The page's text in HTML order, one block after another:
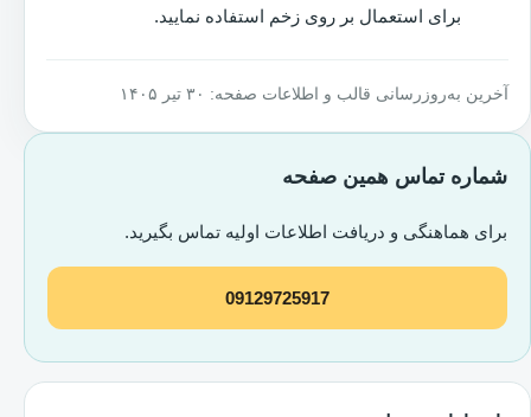
برای استعمال بر روی زخم استفاده نمایید.
آخرین به‌روزرسانی قالب و اطلاعات صفحه: ۳۰ تیر ۱۴۰۵
شماره تماس همین صفحه
برای هماهنگی و دریافت اطلاعات اولیه تماس بگیرید.
09129725917